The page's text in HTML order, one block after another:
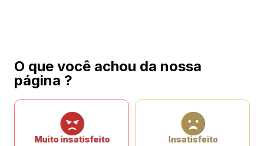
O que você achou da nossa
página ?
Muito insatisfeito Insatisfeito